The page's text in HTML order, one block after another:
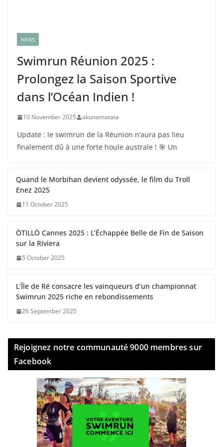
NEWS
Swimrun Réunion 2025 :
Prolongez la Saison Sportive
dans l’Océan Indien !
10 November 2025 akunamatata
Update : le swimrun de la Réunion n’aura pas lieu
finalement dû à une forte houle australe ! 🎯 Un
Quand le Morbihan devient odyssée, le film du Troll
Enez 2025
11 October 2025
ÖTILLÖ Cannes 2025 : L’Échappée Belle de Fin de Saison
sur la Riviera
5 October 2025
L’Île de Ré consacre les vainqueurs d’un championnat
Swimrun 2025 riche en rebondissements
26 September 2025
Rejoignez notre communauté 9000 membres sur
Facebook